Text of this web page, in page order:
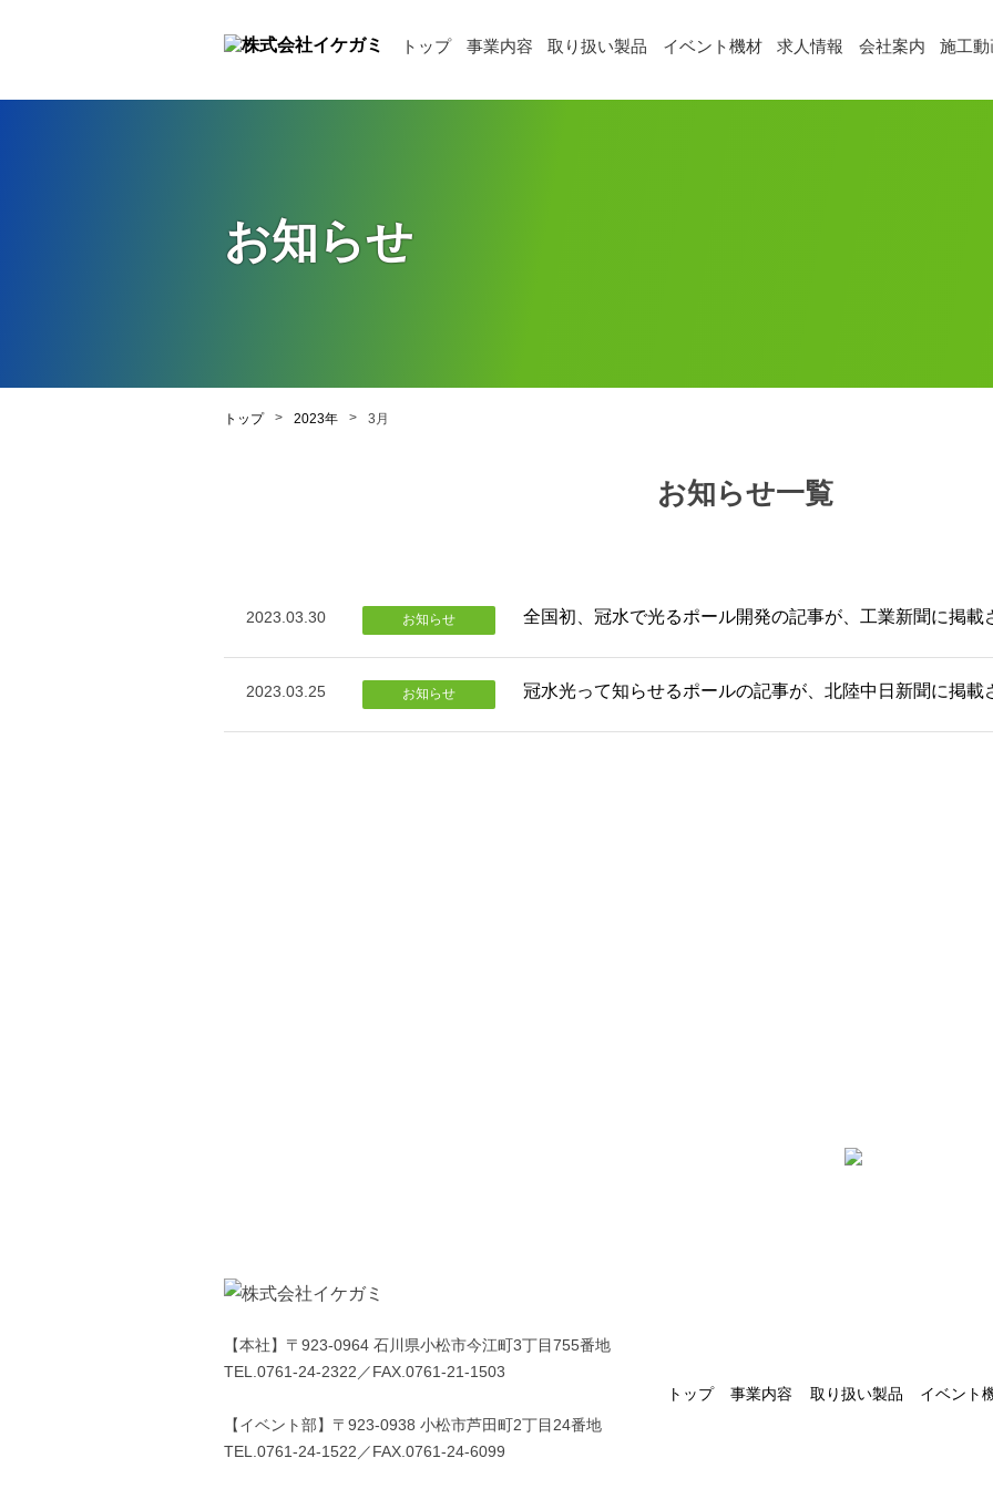
トップ 事業内容 取り扱い製品 イベント機材 求人情報 会社案内 施工動
お知らせ
トップ > 2023年 > 3月
お知らせ一覧
2023.03.30 お知らせ 全国初、冠水で光るポール開発の記事が、工業新聞に掲載
2023.03.25 お知らせ 冠水光って知らせるポールの記事が、北陸中日新聞に掲載
【本社】〒923-0964 石川県小松市今江町3丁目755番地
TEL.0761-24-2322／FAX.0761-21-1503
【イベント部】〒923-0938 小松市芦田町2丁目24番地
TEL.0761-24-1522／FAX.0761-24-6099
トップ 事業内容 取り扱い製品 イベント